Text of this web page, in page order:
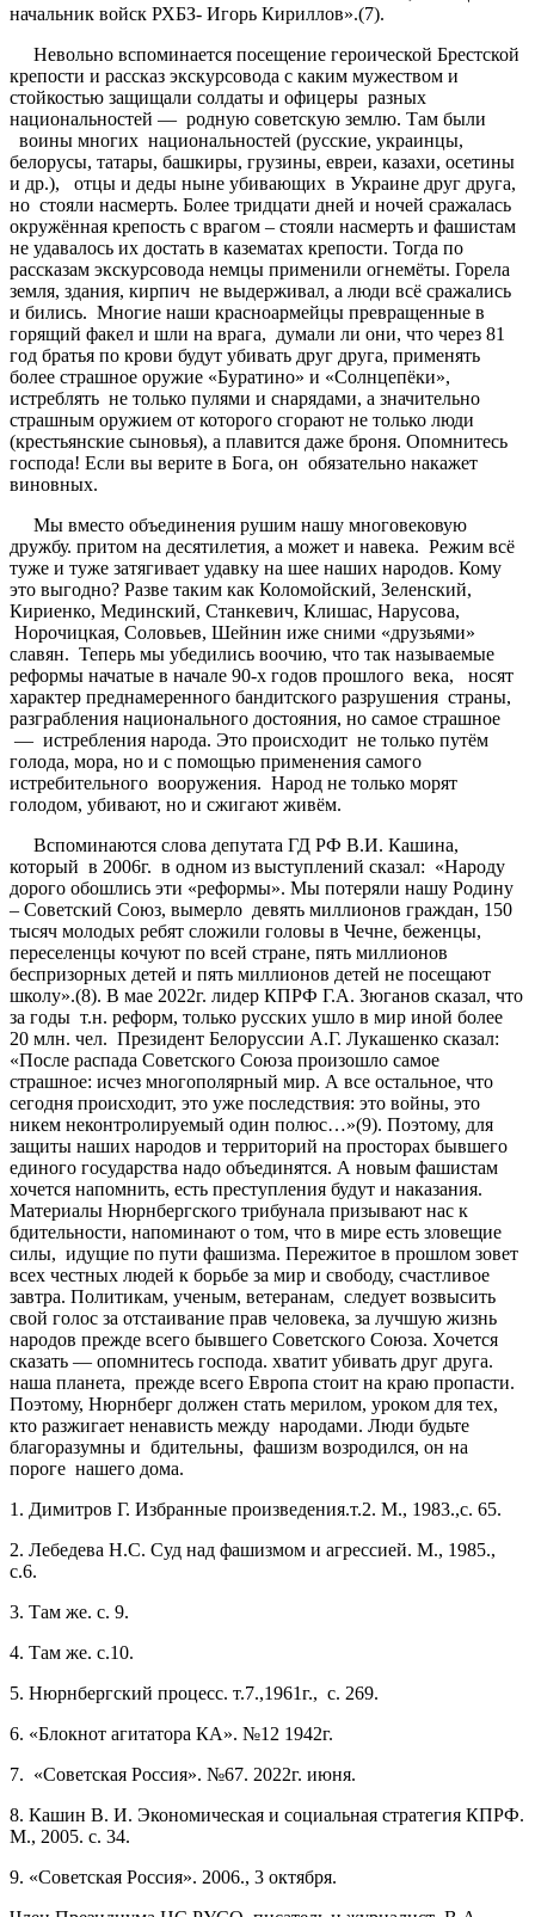
начальник войск РХБЗ- Игорь Кириллов».(7).
Невольно вспоминается посещение героической Брестской
крепости и рассказ экскурсовода с каким мужеством и
стойкостью защищали солдаты и офицеры разных
национальностей — родную советскую землю. Там были
воины многих национальностей (русские, украинцы,
белорусы, татары, башкиры, грузины, евреи, казахи, осетины
и др.), отцы и деды ныне убивающих в Украине друг друга,
но стояли насмерть. Более тридцати дней и ночей сражалась
окружённая крепость с врагом – стояли насмерть и фашистам
не удавалось их достать в казематах крепости. Тогда по
рассказам экскурсовода немцы применили огнемёты. Горела
земля, здания, кирпич не выдерживал, а люди всё сражались
и бились. Многие наши красноармейцы превращенные в
горящий факел и шли на врага, думали ли они, что через 81
год братья по крови будут убивать друг друга, применять
более страшное оружие «Буратино» и «Солнцепёки»,
истреблять не только пулями и снарядами, а значительно
страшным оружием от которого сгорают не только люди
(крестьянские сыновья), а плавится даже броня. Опомнитесь
господа! Если вы верите в Бога, он обязательно накажет
виновных.
Мы вместо объединения рушим нашу многовековую
дружбу. притом на десятилетия, а может и навека. Режим всё
туже и туже затягивает удавку на шее наших народов. Кому
это выгодно? Разве таким как Коломойский, Зеленский,
Кириенко, Мединский, Станкевич, Клишас, Нарусова,
Норочицкая, Соловьев, Шейнин иже сними «друзьями»
славян. Теперь мы убедились воочию, что так называемые
реформы начатые в начале 90-х годов прошлого века, носят
характер преднамеренного бандитского разрушения страны,
разграбления национального достояния, но самое страшное
— истребления народа. Это происходит не только путём
голода, мора, но и с помощью применения самого
истребительного вооружения. Народ не только морят
голодом, убивают, но и сжигают живём.
Вспоминаются слова депутата ГД РФ В.И. Кашина,
который в 2006г. в одном из выступлений сказал: «Народу
дорого обошлись эти «реформы». Мы потеряли нашу Родину
– Советский Союз, вымерло девять миллионов граждан, 150
тысяч молодых ребят сложили головы в Чечне, беженцы,
переселенцы кочуют по всей стране, пять миллионов
беспризорных детей и пять миллионов детей не посещают
школу».(8). В мае 2022г. лидер КПРФ Г.А. Зюганов сказал, что
за годы т.н. реформ, только русских ушло в мир иной более
20 млн. чел. Президент Белоруссии А.Г. Лукашенко сказал:
«После распада Советского Союза произошло самое
страшное: исчез многополярный мир. А все остальное, что
сегодня происходит, это уже последствия: это войны, это
никем неконтролируемый один полюс…»(9). Поэтому, для
защиты наших народов и территорий на просторах бывшего
единого государства надо объединятся. А новым фашистам
хочется напомнить, есть преступления будут и наказания.
Материалы Нюрнбергского трибунала призывают нас к
бдительности, напоминают о том, что в мире есть зловещие
силы, идущие по пути фашизма. Пережитое в прошлом зовет
всех честных людей к борьбе за мир и свободу, счастливое
завтра. Политикам, ученым, ветеранам, следует возвысить
свой голос за отстаивание прав человека, за лучшую жизнь
народов прежде всего бывшего Советского Союза. Хочется
сказать — опомнитесь господа. хватит убивать друг друга.
наша планета, прежде всего Европа стоит на краю пропасти.
Поэтому, Нюрнберг должен стать мерилом, уроком для тех,
кто разжигает ненависть между народами. Люди будьте
благоразумны и бдительны, фашизм возродился, он на
пороге нашего дома.
1. Димитров Г. Избранные произведения.т.2. М., 1983.,с. 65.
2. Лебедева Н.С. Суд над фашизмом и агрессией. М., 1985.,
с.6.
3. Там же. с. 9.
4. Там же. с.10.
5. Нюрнбергский процесс. т.7.,1961г., с. 269.
6. «Блокнот агитатора КА». №12 1942г.
7. «Советская Россия». №67. 2022г. июня.
8. Кашин В. И. Экономическая и социальная стратегия КПРФ.
М., 2005. с. 34.
9. «Советская Россия». 2006., 3 октября.